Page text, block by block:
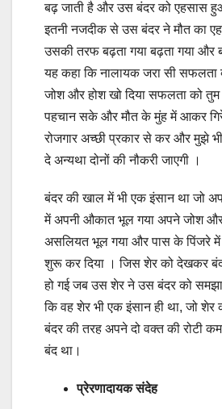
बढ़ जाती है और उस बंदर को एहसास
इतनी नजदीक से उस बंदर ने मौत का
उसकी तरफ बढ़ता गया बढ़ता गया
यह कहा कि नालायक जरा सी सफलता
जोश और होश खो दिया सफलता को
पहचान सके और मौत के मुंह में आकर
रोजगार अच्छी प्रकार से कर और मुझे
दे अन्यथा दोनों की नौकरी जाएगी ।
बंदर की खाल में भी एक इंसान था जो
में अपनी औकात भूल गया अपने जोश
असलियत भूल गया और पास के पिंजरे में
शुरू कर दिया । जिस शेर को देखकर
हो गई जब उस शेर ने उस बंदर को
कि वह शेर भी एक इंसान ही था, जो
बंदर की तरह अपने दो वक्त की रोटी
बंद था।
प्रेरणादायक संदेह